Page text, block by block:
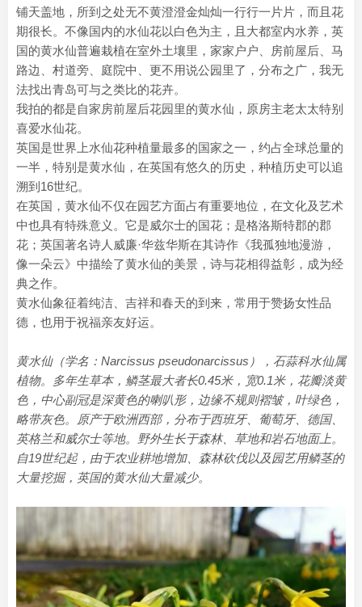
铺天盖地，所到之处无不黄澄澄金灿灿一行行一片片，而且花
期很长。不像国内的水仙花以白色为主，且大都室内水养，英
国的黄水仙普遍栽植在室外土壤里，家家户户、房前屋后、马
路边、村道旁、庭院中、更不用说公园里了，分布之广，我无
法找出青岛可与之类比的花卉。
我拍的都是自家房前屋后花园里的黄水仙，原房主老太太特别
喜爱水仙花。
英国是世界上水仙花种植量最多的国家之一，约占全球总量的
一半，特别是黄水仙，在英国有悠久的历史，种植历史可以追
溯到16世纪。
在英国，黄水仙不仅在园艺方面占有重要地位，在文化及艺术
中也具有特殊意义。它是威尔士的国花；是格洛斯特郡的郡
花；英国著名诗人威廉·华兹华斯在其诗作《我孤独地漫游，
像一朵云》中描绘了黄水仙的美景，诗与花相得益彰，成为经
典之作‌。
黄水仙象征着纯洁、吉祥和春天的到来，常用于赞扬女性品
德，也用于祝福亲友好运‌。
黄水仙（学名：Narcissus pseudonarcissus），石蒜科水仙属
植物。多年生草本，鳞茎最大者长0.45米，宽0.1米，花瓣淡黄
色，中心副冠是深黄色的喇叭形，边缘不规则褶皱，叶绿色，
略带灰色。原产于欧洲西部，分布于西班牙、葡萄牙、德国、
英格兰和威尔士等地。野外生长于森林、草地和岩石地面上。
自19世纪起，由于农业耕地增加、森林砍伐以及园艺用鳞茎的
大量挖掘，英国的黄水仙大量减少。